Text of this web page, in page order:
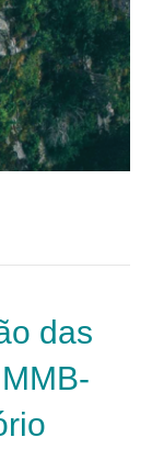
das